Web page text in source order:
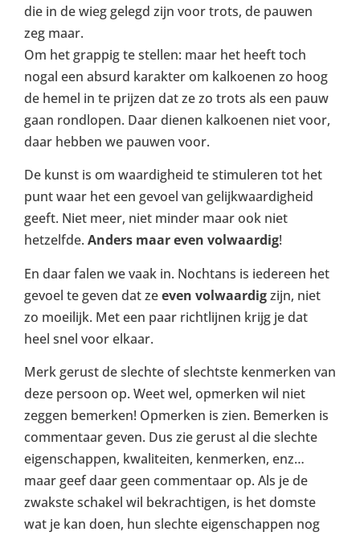
die in de wieg gelegd zijn voor trots, de pauwen
zeg maar.
Om het grappig te stellen: maar het heeft toch
nogal een absurd karakter om kalkoenen zo hoog
de hemel in te prijzen dat ze zo trots als een pauw
gaan rondlopen. Daar dienen kalkoenen niet voor,
daar hebben we pauwen voor.
De kunst is om waardigheid te stimuleren tot het
punt waar het een gevoel van gelijkwaardigheid
geeft. Niet meer, niet minder maar ook niet
hetzelfde. Anders maar even volwaardig!
En daar falen we vaak in. Nochtans is iedereen het
gevoel te geven dat zeeven volwaardigzijn, niet
zo moeilijk. Met een paar richtlijnen krijg je dat
heel snel voor elkaar.
Merk gerust de slechte of slechtste kenmerken van
deze persoon op. Weet wel, opmerken wil niet
zeggen bemerken! Opmerken is zien. Bemerken is
commentaar geven. Dus zie gerust al die slechte
eigenschappen, kwaliteiten, kenmerken, enz…
maar geef daar geen commentaar op. Als je de
zwakste schakel wil bekrachtigen, is het domste
wat je kan doen, hun slechte eigenschappen nog